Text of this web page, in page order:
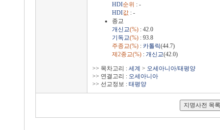
HDI순위 : -
HDI값: -
종교
개신교(%): 42.0
기독교(%): 93.8
주종교(%): 카톨릭(44.7)
제2종교(%): 개신교(42.0)
>> 목차고리 : 세계 > 오세아니아/태평양
>> 연결고리 : 오세아니아
>> 선교정보 : 태평양